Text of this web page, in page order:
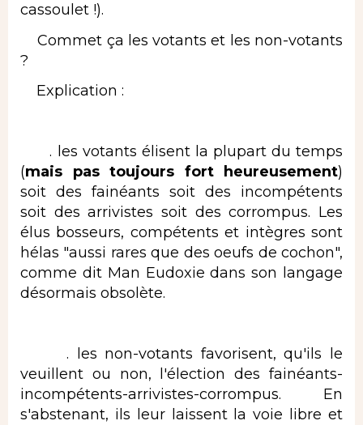
cassoulet !).
Commet ça les votants et les non-votants
?
Explication :
. les votants élisent la plupart du temps
(mais pas toujours fort heureusement)
soit des fainéants soit des incompétents
soit des arrivistes soit des corrompus. Les
élus bosseurs, compétents et intègres sont
hélas "aussi rares que des oeufs de cochon",
comme dit Man Eudoxie dans son langage
désormais obsolète.
. les non-votants favorisent, qu'ils le
veuillent ou non, l'élection des fainéants-
incompétents-arrivistes-corrompus. En
s'abstenant, ils leur laissent la voie libre et